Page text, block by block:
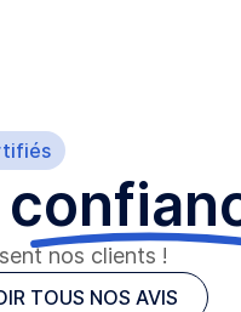
nos clients !
TOUS NOS AVIS